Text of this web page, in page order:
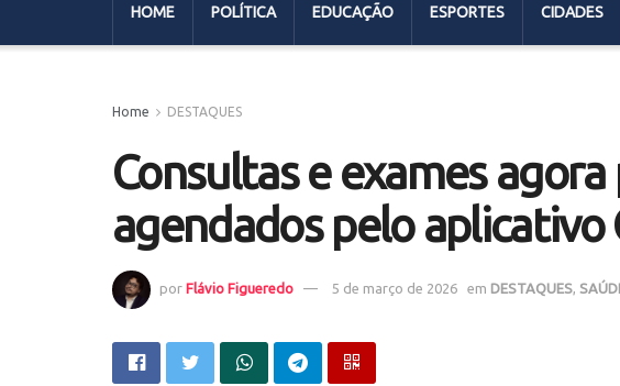
HOME POLÍTICA EDUCAÇÃO ESPORTES CIDADES
Home DESTAQUES
Consultas e exames
agendados pelo aplicativo
por Flávio Figueredo 5 de março de 2026 em DESTAQUES